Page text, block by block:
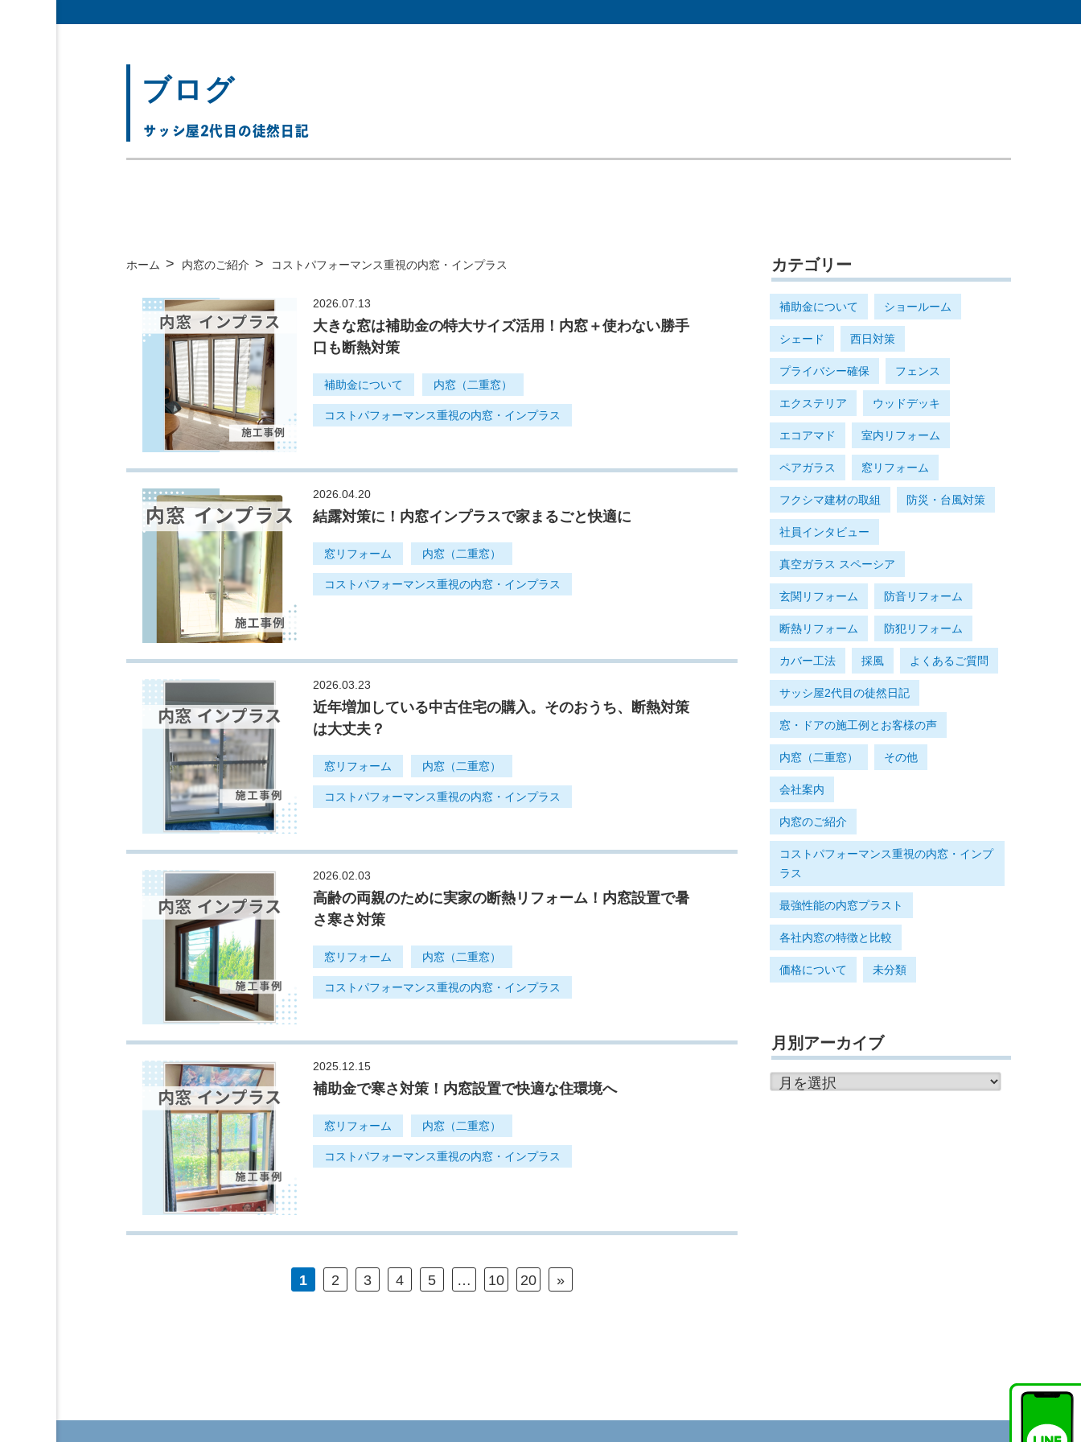
ブログ
サッシ屋2代目の徒然日記
ホーム > 内窓のご紹介 > コストパフォーマンス重視の内窓・インプラス
2026.07.13
大きな窓は補助金の特大サイズ活用！内窓＋使わない勝手
口も断熱対策
補助金について 内窓（二重窓）
コストパフォーマンス重視の内窓・インプラス
2026.04.20
結露対策に！内窓インプラスで家まるごと快適に
窓リフォーム 内窓（二重窓）
コストパフォーマンス重視の内窓・インプラス
2026.03.23
近年増加している中古住宅の購入。そのおうち、断熱対策
は大丈夫？
窓リフォーム 内窓（二重窓）
コストパフォーマンス重視の内窓・インプラス
2026.02.03
高齢の両親のために実家の断熱リフォーム！内窓設置で暑
さ寒さ対策
窓リフォーム 内窓（二重窓）
コストパフォーマンス重視の内窓・インプラス
2025.12.15
補助金で寒さ対策！内窓設置で快適な住環境へ
窓リフォーム 内窓（二重窓）
コストパフォーマンス重視の内窓・インプラス
1 2 3 4 5 10 20 »
カテゴリー
補助金について ショールーム
シェード 西日対策
プライバシー確保 フェンス
エクステリア ウッドデッキ
エコアマド 室内リフォーム
ペアガラス 窓リフォーム
フクシマ建材の取組
社員インタビュー
防災・台風対策
真空ガラス スペーシア
玄関リフォーム 防音リフォーム
断熱リフォーム 防犯リフォーム
カバー工法 採風 よくあるご質問
サッシ屋2代目の徒然日記
窓・ドアの施工例とお客様の声
内窓（二重窓） その他
会社案内
内窓のご紹介
コストパフォーマンス重視の内窓・インプ
ラス
最強性能の内窓プラスト
各社内窓の特徴と比較
価格について 未分類
月別アーカイブ
月
別